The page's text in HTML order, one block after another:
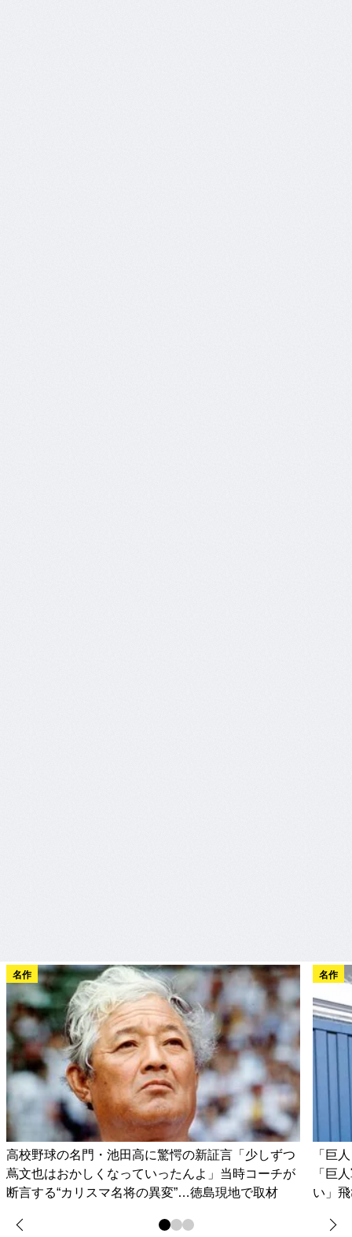
名作
高校野球の名門・池田高に驚愕の新証言「少しずつ
蔦文也はおかしくなっていったんよ」当時コーチが
断言する“カリスマ名将の異変”…徳島現地で取材
名作
「巨
「巨
い」